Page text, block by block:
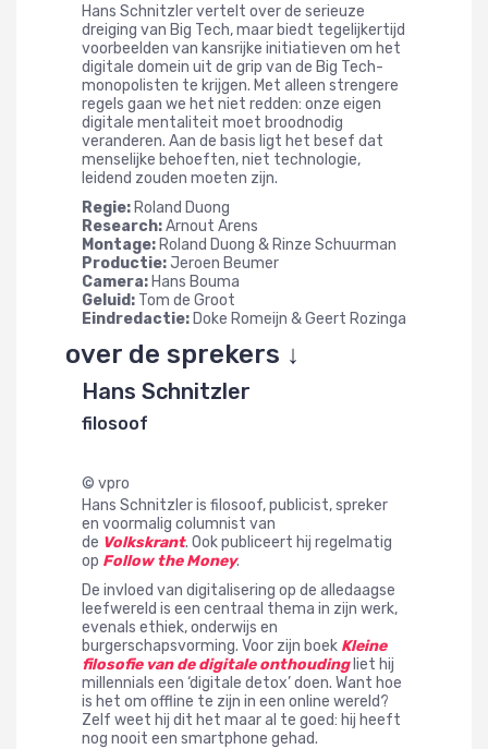
Hans Schnitzler vertelt over de serieuze
dreiging van Big Tech, maar biedt tegelijkertijd
voorbeelden van kansrijke initiatieven om het
digitale domein uit de grip van de Big Tech-
monopolisten te krijgen. Met alleen strengere
regels gaan we het niet redden: onze eigen
digitale mentaliteit moet broodnodig
veranderen. Aan de basis ligt het besef dat
menselijke behoeften, niet technologie,
leidend zouden moeten zijn.
Regie: Roland Duong
Research:Arnout Arens
Montage: Roland Duong & Rinze Schuurman
Productie:Jeroen Beumer
Camera: Hans Bouma
Geluid: Tom de Groot
Eindredactie: Doke Romeijn & Geert Rozinga
over de sprekers ↓
Hans Schnitzler
filosoof
© vpro
Hans Schnitzler is filosoof, publicist, spreker
en voormalig columnist van
de Volkskrant. Ook publiceert hij regelmatig
op Follow the Money.
De invloed van digitalisering op de alledaagse
leefwereld is een centraal thema in zijn werk,
evenals ethiek, onderwijs en
burgerschapsvorming. Voor zijn boek Kleine
filosofie van de digitale onthouding liet hij
millennials een ‘digitale detox’ doen. Want hoe
is het om offline te zijn in een online wereld?
Zelf weet hij dit het maar al te goed: hij heeft
nog nooit een smartphone gehad.